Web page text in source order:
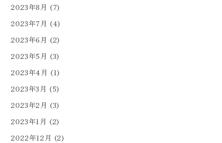
2023年8月 (7)
2023年7月 (4)
2023年6月 (2)
2023年5月 (3)
2023年4月 (1)
2023年3月 (5)
2023年2月 (3)
2023年1月 (2)
2022年12月 (2)